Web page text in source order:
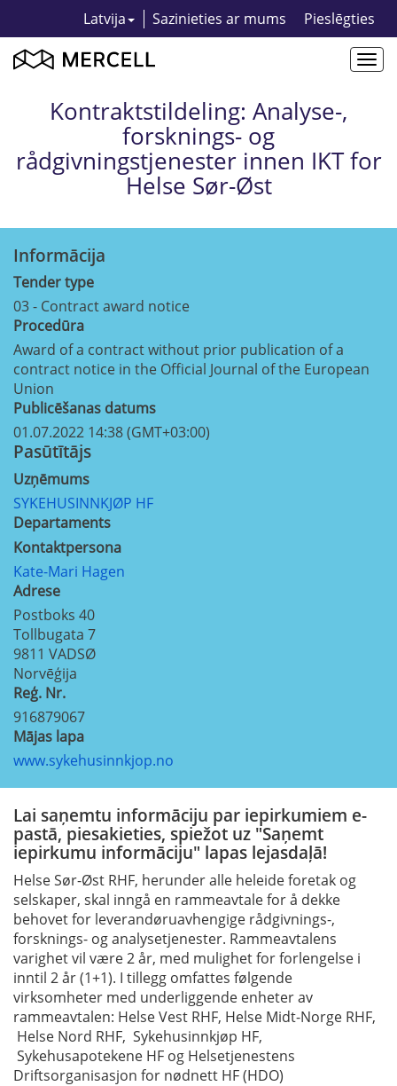
Latvija Sazinieties ar mums Pieslēgties
Kontraktstildeling: Analyse-,
forsknings- og
rådgivningstjenester innen IKT for
Helse Sør-Øst
Informācija
Tender type
03 - Contract award notice
Procedūra
Award of a contract without prior publication of a
contract notice in the Official Journal of the European
Union
Publicēšanas datums
01.07.2022 14:38 (GMT+03:00)
Pasūtītājs
Uzņēmums
SYKEHUSINNKJØP HF
Departaments
Kontaktpersona
Kate-Mari Hagen
Adrese
Postboks 40
Tollbugata 7
9811 VADSØ
Norvēģija
Reģ. Nr.
916879067
Mājas lapa
www.sykehusinnkjop.no
Lai saņemtu informāciju par iepirkumiem e-
pastā, piesakieties, spiežot uz "Saņemt
iepirkumu informāciju" lapas lejasdaļā!
Helse Sør-Øst RHF, herunder alle heleide foretak og
selskaper, skal inngå en rammeavtale for å dekke
behovet for leverandøruavhengige rådgivnings-,
forsknings- og analysetjenester. Rammeavtalens
varighet vil være 2 år, med mulighet for forlengelse i
inntil 2 år (1+1). I tillegg omfattes følgende
virksomheter med underliggende enheter av
rammeavtalen: Helse Vest RHF, Helse Midt-Norge RHF,
Helse Nord RHF, Sykehusinnkjøp HF,
Sykehusapotekene HF og Helsetjenestens
Driftsorganisasjon for nødnett HF (HDO)